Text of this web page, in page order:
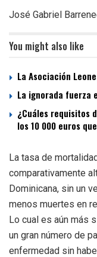
José Gabriel
You might also like
La Asociación
La ignorada fuerza
¿Cuáles requisitos
los 10 000 euros
La tasa de
comparativamente
Dominicana, sin un
menos muertes en
Lo cual es aún más
un gran número de
enfermedad sin